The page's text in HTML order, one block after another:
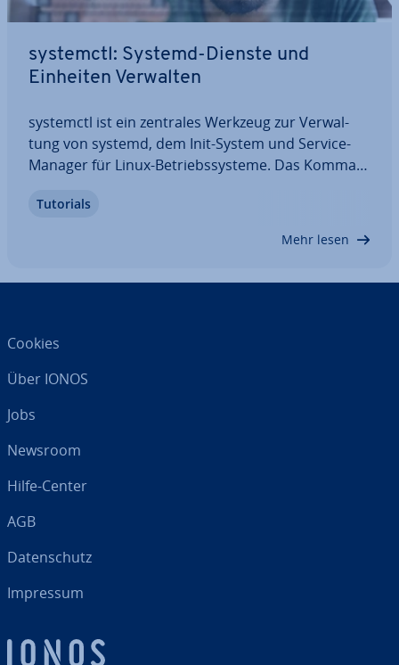
systemctl: Systemd-Dienste und
Einheiten Verwalten
systemctl ist ein zentrales Werkzeug zur Ver­wal­
tung von systemd, dem Init-System und Service-
Manager für Linux-Be­triebs­sys­te­me. Das Kom­man­
ver­wal­tung und er­mög­licht Be­nut­ze­rin­nen und
Tutorials
Mehr lesen
Cookies
Über IONOS
Jobs
Newsroom
Hilfe-Center
AGB
Da­ten­schutz
Impressum